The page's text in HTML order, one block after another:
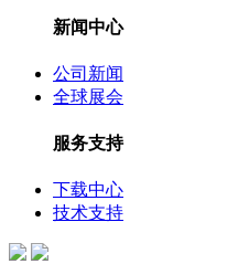
新闻中心
公司新闻
全球展会
服务支持
下载中心
技术支持